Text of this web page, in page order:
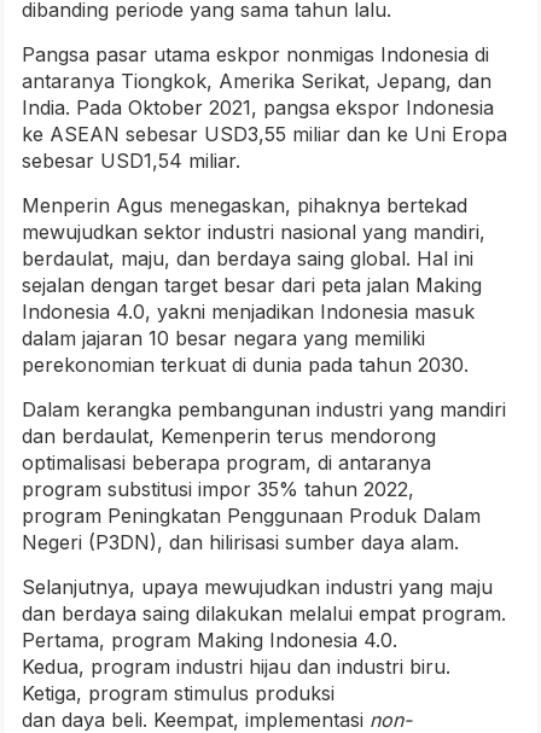
dibanding periode yang sama tahun lalu.
Pangsa pasar utama eskpor nonmigas Indonesia di
antaranya Tiongkok, Amerika Serikat, Jepang, dan
India. Pada Oktober 2021, pangsa ekspor Indonesia
ke ASEAN sebesar USD3,55 miliar dan ke Uni Eropa
sebesar USD1,54 miliar.
Menperin Agus menegaskan, pihaknya bertekad
mewujudkan sektor industri nasional yang mandiri,
berdaulat, maju, dan berdaya saing global. Hal ini
sejalan dengan target besar dari peta jalan Making
Indonesia 4.0, yakni menjadikan Indonesia masuk
dalam jajaran 10 besar negara yang memiliki
perekonomian terkuat di dunia pada tahun 2030.
Dalam kerangka pembangunan industri yang mandiri
dan berdaulat, Kemenperin terus mendorong
optimalisasi beberapa program, di antaranya
program substitusi impor 35% tahun 2022,
program Peningkatan Penggunaan Produk Dalam
Negeri (P3DN), dan hilirisasi sumber daya alam.
Selanjutnya, upaya mewujudkan industri yang maju
dan berdaya saing dilakukan melalui empat program.
Pertama, program Making Indonesia 4.0.
Kedua, program industri hijau dan industri biru.
Ketiga, program stimulus produksi
dan daya beli. Keempat, implementasi non-